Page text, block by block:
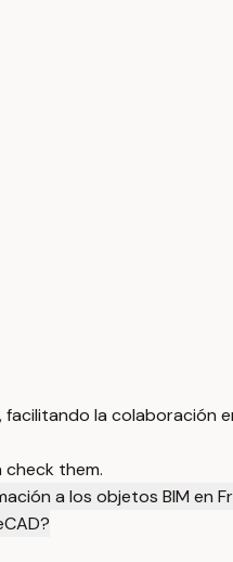
facilitando la
them.
a los objetos BIM en